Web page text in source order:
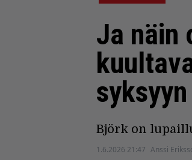
Ja näin
Björk on
1.6.2026 21:47 Anssi